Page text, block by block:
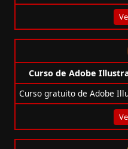
Curso de Adobe